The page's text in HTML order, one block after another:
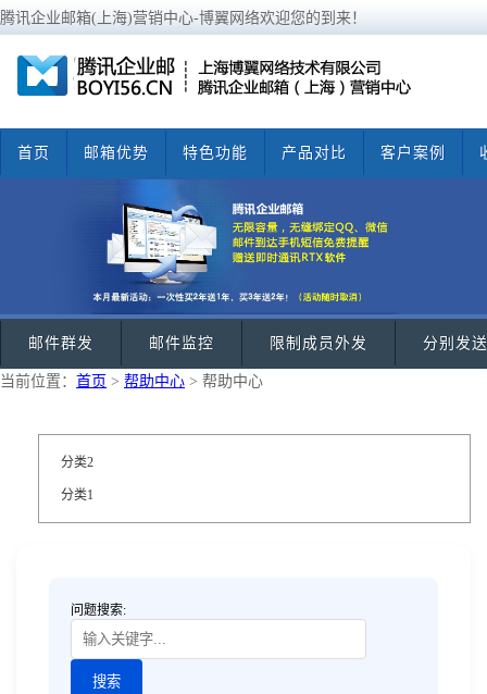
腾讯企业邮箱(上海)营销中心-博翼网络欢迎您的到来！
首页 邮箱优势 特色功能 产品对比 客户案例
邮件群发 邮件监控 限制成员外发 分别发送
当前位置： 首页 > 帮助中心 > 帮助中心
分类2
分类1
问题搜索: